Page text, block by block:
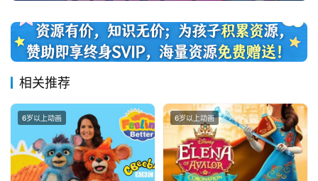
相关推荐
6岁以上动画 6岁以上动画